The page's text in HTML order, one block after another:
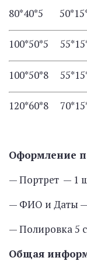
80*40*5
100*50*5
100*50*8
120*60*8
Оформление
— Портрет — 1
— ФИО и Даты
— Полировка 5
Общая